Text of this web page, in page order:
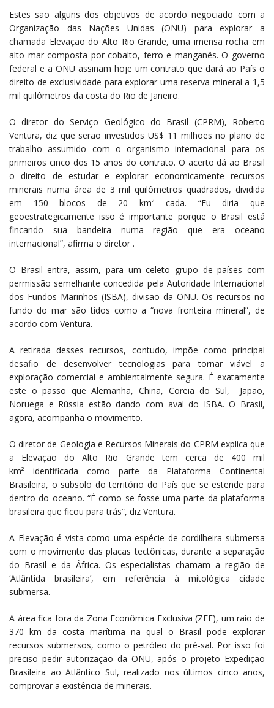
Estes são alguns dos objetivos de acordo negociado com a
Organização das Nações Unidas (ONU) para explorar a
chamada Elevação do Alto Rio Grande, uma imensa rocha em
alto mar composta por cobalto, ferro e manganês. O governo
federal e a ONU assinam hoje um contrato que dará ao País o
direito de exclusividade para explorar uma reserva mineral a 1,5
mil quilômetros da costa do Rio de Janeiro.
O diretor do Serviço Geológico do Brasil (CPRM), Roberto
Ventura, diz que serão investidos US$ 11 milhões no plano de
trabalho assumido com o organismo internacional para os
primeiros cinco dos 15 anos do contrato. O acerto dá ao Brasil
o direito de estudar e explorar economicamente recursos
minerais numa área de 3 mil quilômetros quadrados, dividida
em 150 blocos de 20 km² cada. “Eu diria que
geoestrategicamente isso é importante porque o Brasil está
fincando sua bandeira numa região que era oceano
internacional”, afirma o diretor .
O Brasil entra, assim, para um celeto grupo de países com
permissão semelhante concedida pela Autoridade Internacional
dos Fundos Marinhos (ISBA), divisão da ONU. Os recursos no
fundo do mar são tidos como a “nova fronteira mineral”, de
acordo com Ventura.
A retirada desses recursos, contudo, impõe como principal
desafio de desenvolver tecnologias para tornar viável a
exploração comercial e ambientalmente segura. É exatamente
este o passo que Alemanha, China, Coreia do Sul, Japão,
Noruega e Rússia estão dando com aval do ISBA. O Brasil,
agora, acompanha o movimento.
O diretor de Geologia e Recursos Minerais do CPRM explica que
a Elevação do Alto Rio Grande tem cerca de 400 mil
km² identificada como parte da Plataforma Continental
Brasileira, o subsolo do território do País que se estende para
dentro do oceano. “É como se fosse uma parte da plataforma
brasileira que ficou para trás”, diz Ventura.
A Elevação é vista como uma espécie de cordilheira submersa
com o movimento das placas tectônicas, durante a separação
do Brasil e da África. Os especialistas chamam a região de
‘Atlântida brasileira’, em referência à mitológica cidade
submersa.
A área fica fora da Zona Econômica Exclusiva (ZEE), um raio de
370 km da costa marítima na qual o Brasil pode explorar
recursos submersos, como o petróleo do pré-sal. Por isso foi
preciso pedir autorização da ONU, após o projeto Expedição
Brasileira ao Atlântico Sul, realizado nos últimos cinco anos,
comprovar a existência de minerais.